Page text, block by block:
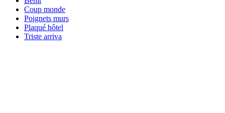
Coup monde
Poignets murs
Plaqué hôtel
Triste arriva